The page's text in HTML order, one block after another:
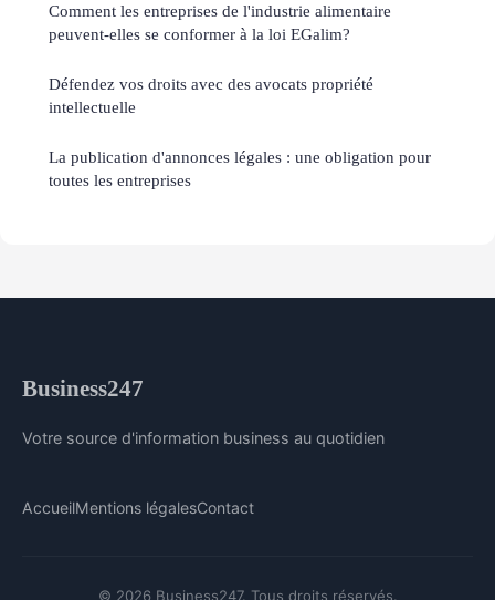
Comment les entreprises de l'industrie alimentaire
peuvent-elles se conformer à la loi EGalim?
Défendez vos droits avec des avocats propriété
intellectuelle
La publication d'annonces légales : une obligation pour
toutes les entreprises
Business247
Votre source d'information business au quotidien
AccueilMentions légalesContact
© 2026 Business247. Tous droits réservés.